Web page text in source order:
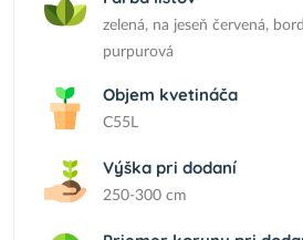
zelená, na jeseň červená,
purpurová
Objem kvetináča
C55L
Výška pri dodaní
250-300 cm